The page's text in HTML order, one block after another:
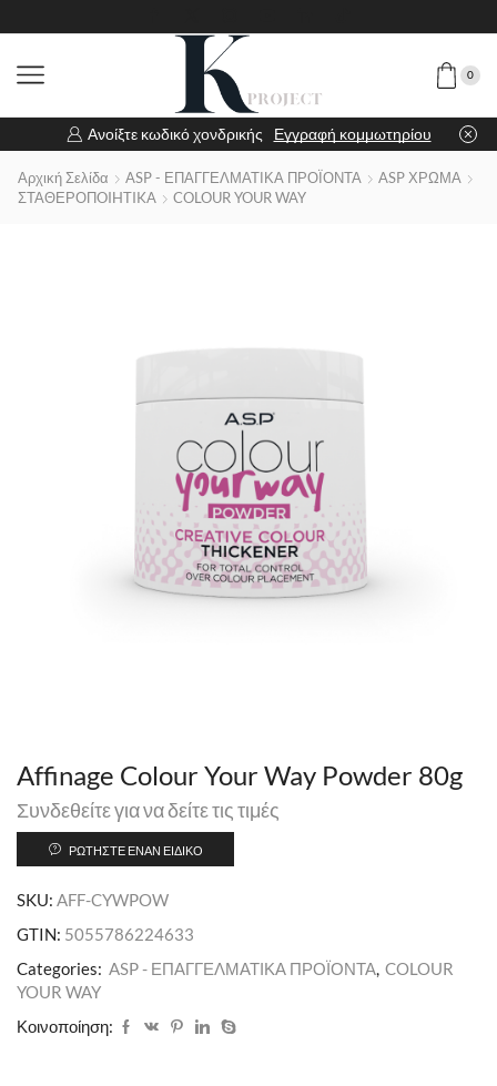
0
Ανοίξτε κωδικό χονδρικής Εγγραφή κομμωτηρίου
Αρχική Σελίδα ASP - ΕΠΑΓΓΕΛΜΑΤΙΚΑ ΠΡΟΪΟΝΤΑ
ASP ΧΡΩΜΑ
ΣΤΑΘΕΡΟΠOIHTIKA
COLOUR YOUR WAY
Affinage Colour Your Way Powder 80g
Συνδεθείτε για να δείτε τις τιμές
ΡΩΤΉΣΤΕ ΈΝΑΝ ΕΙΔΙΚΌ
SKU: AFF-CYWPOW
GTIN: 5055786224633
Categories: ASP - ΕΠΑΓΓΕΛΜΑΤΙΚΑ ΠΡΟΪΟΝΤΑ, COLOUR
YOUR WAY
Κοινοποίηση: